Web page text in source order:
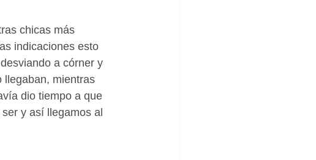
chicas más
indicaciones esto
a córner y
llegaban, mientras
dio tiempo a que
y así llegamos al